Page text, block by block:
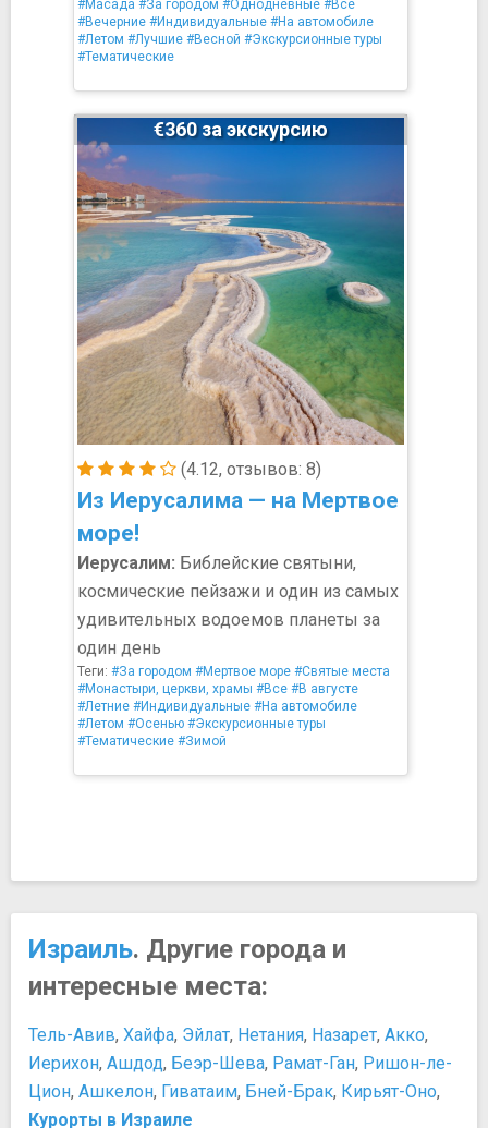
#Масада #За городом #Однодневные #Все
#Вечерние #Индивидуальные #На автомобиле
#Летом #Лучшие #Весной #Экскурсионные туры
#Тематические
(4.12, отзывов: 8)
Из Иерусалима — на Мертвое
море!
€360 за экскурсию
Иерусалим: Библейские святыни,
космические пейзажи и один из самых
удивительных водоемов планеты за
один день
Теги: #За городом #Мертвое море #Святые места
#Монастыри, церкви, храмы #Все #В августе
#Летние #Индивидуальные #На автомобиле
#Летом #Осенью #Экскурсионные туры
#Тематические #Зимой
Израиль. Другие города и
интересные места:
Тель-Авив, Хайфа, Эйлат, Нетания, Назарет, Акко,
Иерихон, Ашдод, Беэр-Шева, Рамат-Ган, Ришон-ле-
Цион, Ашкелон, Гиватаим, Бней-Брак, Кирьят-Оно,
Курорты в Израиле